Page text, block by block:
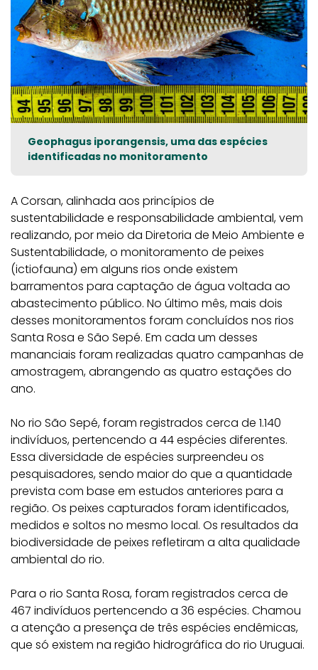
Geophagus iporangensis, uma das espécies
identificadas no monitoramento
A Corsan, alinhada aos princípios de
sustentabilidade e responsabilidade ambiental, vem
realizando, por meio da Diretoria de Meio Ambiente e
Sustentabilidade, o monitoramento de peixes
(ictiofauna) em alguns rios onde existem
barramentos para captação de água voltada ao
abastecimento público. No último mês, mais dois
desses monitoramentos foram concluídos nos rios
Santa Rosa e São Sepé. Em cada um desses
mananciais foram realizadas quatro campanhas de
amostragem, abrangendo as quatro estações do
ano.
No rio São Sepé, foram registrados cerca de 1.140
indivíduos, pertencendo a 44 espécies diferentes.
Essa diversidade de espécies surpreendeu os
pesquisadores, sendo maior do que a quantidade
prevista com base em estudos anteriores para a
região. Os peixes capturados foram identificados,
medidos e soltos no mesmo local. Os resultados da
biodiversidade de peixes refletiram a alta qualidade
ambiental do rio.
Para o rio Santa Rosa, foram registrados cerca de
467 indivíduos pertencendo a 36 espécies. Chamou
a atenção a presença de três espécies endêmicas,
que só existem na região hidrográfica do rio Uruguai.